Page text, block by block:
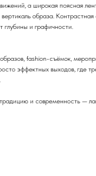
а широкая поясная
образа. Контрастная
глубины и графичности.
fashion-съёмок,
эффектных выходов, где
и современность —